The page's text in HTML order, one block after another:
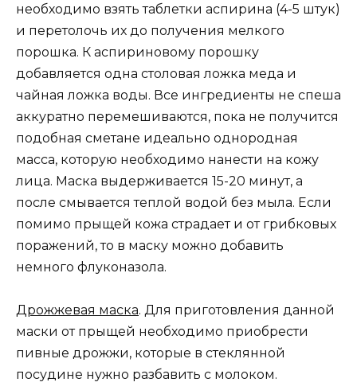
необходимо взять таблетки аспирина (4-5 штук)
и перетолочь их до получения мелкого
порошка. К аспириновому порошку
добавляется одна столовая ложка меда и
чайная ложка воды. Все ингредиенты не спеша
аккуратно перемешиваются, пока не получится
подобная сметане идеально однородная
масса, которую необходимо нанести на кожу
лица. Маска выдерживается 15-20 минут, а
после смывается теплой водой без мыла. Если
помимо прыщей кожа страдает и от грибковых
поражений, то в маску можно добавить
немного флуконазола.
Дрожжевая маска. Для приготовления данной
маски от прыщей необходимо приобрести
пивные дрожжи, которые в стеклянной
посудине нужно разбавить с молоком.